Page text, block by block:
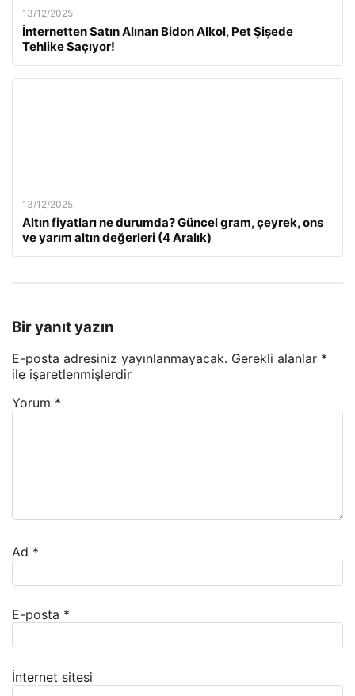
13/12/2025
İnternetten Satın Alınan Bidon Alkol, Pet Şişede
Tehlike Saçıyor!
13/12/2025
Altın fiyatları ne durumda? Güncel gram, çeyrek, ons
ve yarım altın değerleri (4 Aralık)
Bir yanıt yazın
E-posta adresiniz yayınlanmayacak. Gerekli alanlar *
ile işaretlenmişlerdir
Yorum *
Ad *
E-posta *
İnternet sitesi